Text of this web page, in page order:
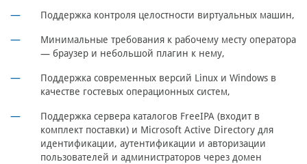
Поддержка контроля целостности виртуальных машин,
Минимальные требования к рабочему месту оператора
— браузер и небольшой плагин к нему,
Поддержка современных версий Linux и Windows в
качестве гостевых операционных систем,
Поддержка сервера каталогов FreeIPA (входит в
комплект поставки) и Microsoft Active Directory для
идентификации, аутентификации и авторизации
пользователей и администраторов через домен